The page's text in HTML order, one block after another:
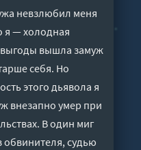
невзлюбил меня
я — холодная
выгоды вышла замуж
себя. Но
этого дьявола я
внезапно умер при
В один миг
обвинителя, судью